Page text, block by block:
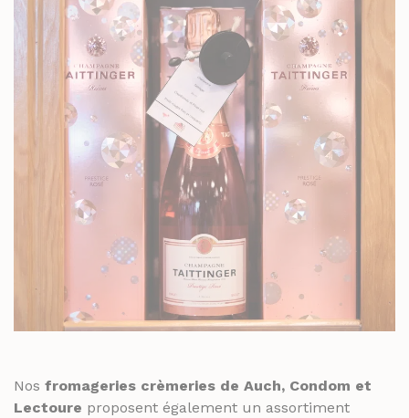
Nos fromageries crèmeries de Auch, Condom et
Lectoure proposent également un assortiment